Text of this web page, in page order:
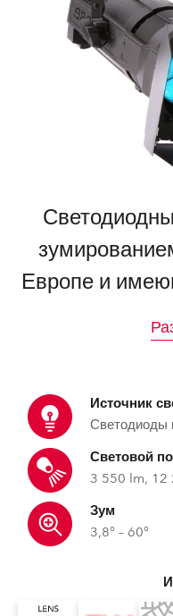
Европе и
Источник
Светодиоды
Световой
3 550 lm, 12
Зум
3,8° – 60°